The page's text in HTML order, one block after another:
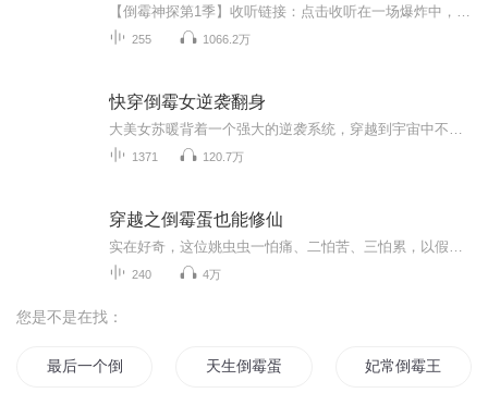
255 1066.2万
快穿倒霉女逆袭翻身
1371 120.7万
穿越之倒霉蛋也能修仙
240 4万
您是不是在找：
最后一个倒霉神 天生倒霉蛋 妃常倒霉王妃小